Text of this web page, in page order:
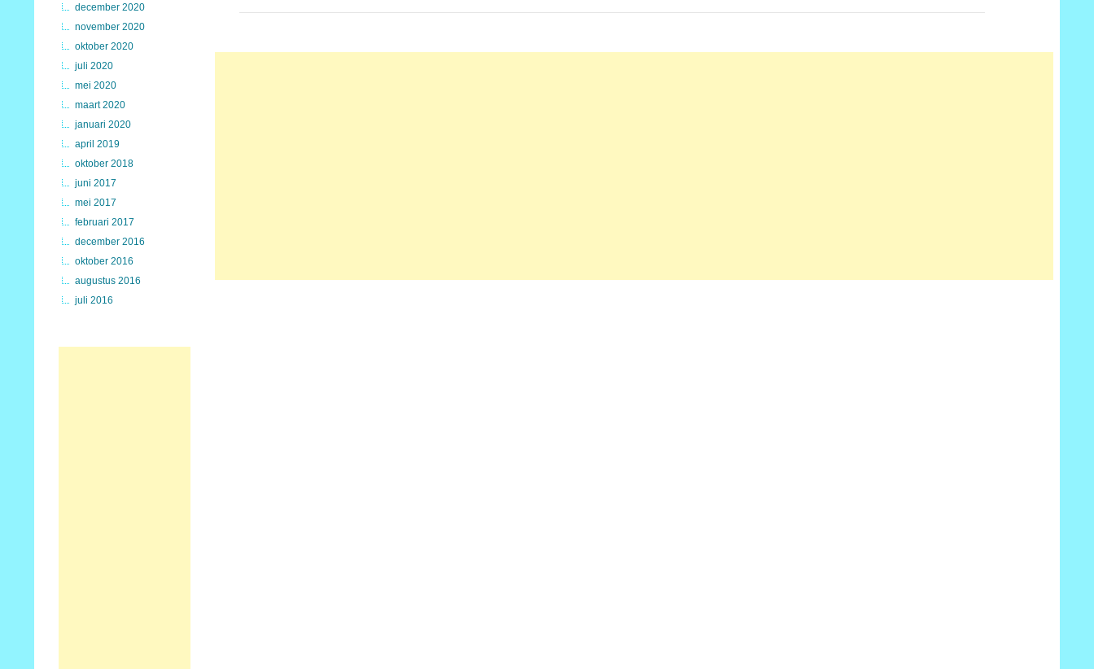
december 2020
november 2020
oktober 2020
juli 2020
mei 2020
maart 2020
januari 2020
april 2019
oktober 2018
juni 2017
mei 2017
februari 2017
december 2016
oktober 2016
augustus 2016
juli 2016